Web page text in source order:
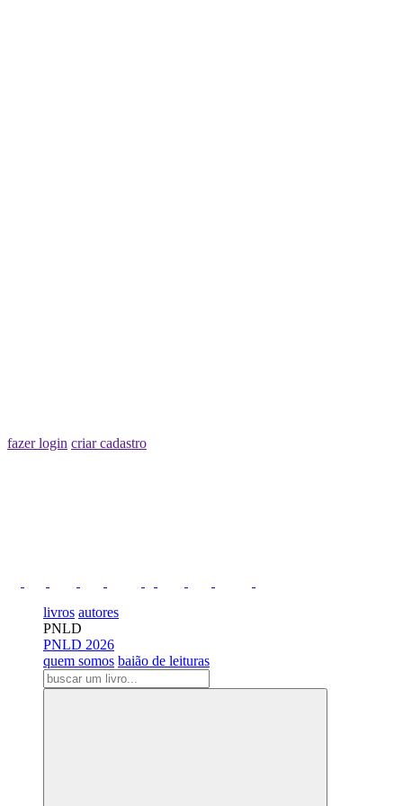
fazer login criar cadastro
livros autores
PNLD
PNLD 2026
quem somos baião de leituras